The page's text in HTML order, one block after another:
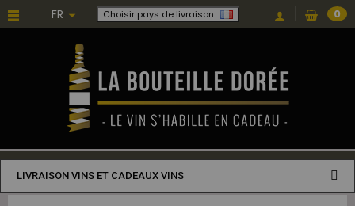
FR Choisir pays de livraison : 0
LIVRAISON VINS ET CADEAUX VINS